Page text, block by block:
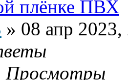
плёнке ПВХ
» 08 апр
Просмотры